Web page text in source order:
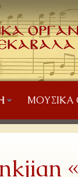
ΜΟΥΣΙΚΆ